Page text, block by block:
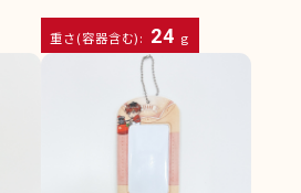
重さ(容器含む): 24 g